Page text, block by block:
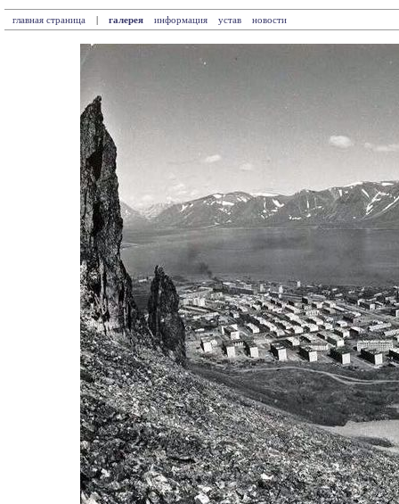
главная страница галерея информация устав новости